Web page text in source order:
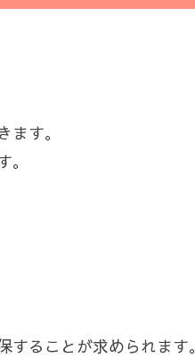
す。
ることが求められます。